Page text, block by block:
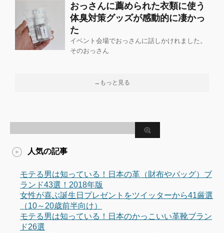
おっさんに薦められた衣類に使う
体臭対策グッズが感動的に凄かっ
た
イベント会場でおっさんに話しかけれました。
そのおっさん
→もっと見る
人気の記事
モテる男は知っている！日本の革（財布やバッグ）ブ
ランド43選！2018年版
女性が喜ぶ誕生日プレゼントをツイッターから41厳選
（10～20歳前半向け）
モテる男は知っている！日本のかっこいい革靴ブラン
ド26選